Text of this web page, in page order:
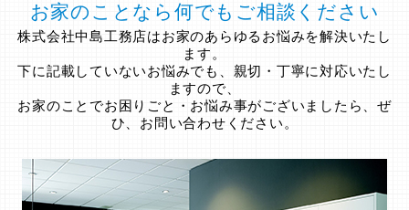
お家のことなら何でもご相談ください
株式会社中島工務店はお家のあらゆるお悩みを解決いたし
ます。
下に記載していないお悩みでも、親切・丁寧に対応いたし
ますので、
お家のことでお困りごと・お悩み事がございましたら、ぜ
ひ、お問い合わせください。